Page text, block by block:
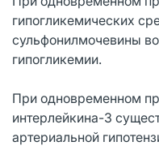
гипогликемических
сульфонилмочевины
гипогликемии.
При одновременном
интерлейкина-3
артериальной